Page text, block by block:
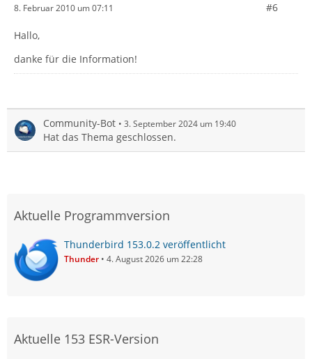
8. Februar 2010 um 07:11 #6
Hallo,
danke für die Information!
Community-Bot 3. September 2024 um 19:40
Hat das Thema geschlossen.
Aktuelle Programmversion
Thunderbird 153.0.2 veröffentlicht
Thunder 4. August 2026 um 22:28
Aktuelle 153 ESR-Version